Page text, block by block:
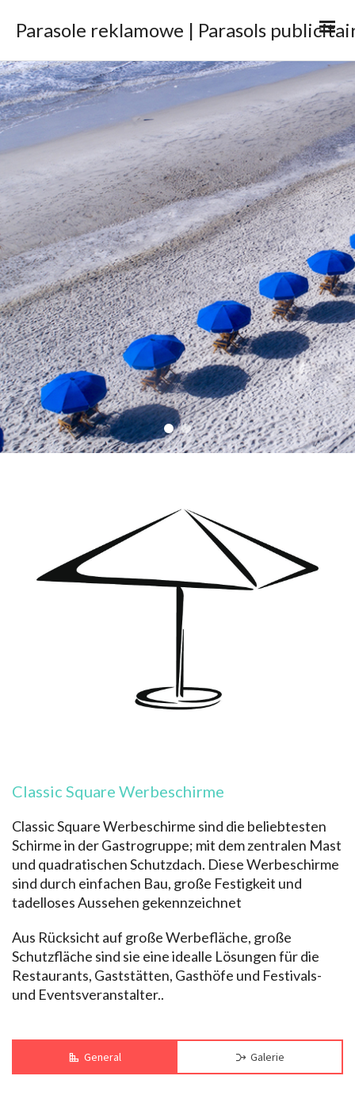
Classic Square Werbeschirme
Classic Square Werbeschirme sind die beliebtesten
Schirme in der Gastrogruppe; mit dem zentralen Mast
und quadratischen Schutzdach. Diese Werbeschirme
sind durch einfachen Bau, große Festigkeit und
tadelloses Aussehen gekennzeichnet
Aus Rücksicht auf große Werbefläche, große
Schutzfläche sind sie eine idealle Lösungen für die
Restaurants, Gaststätten, Gasthöfe und Festivals-
und Eventsveranstalter..
General Galerie